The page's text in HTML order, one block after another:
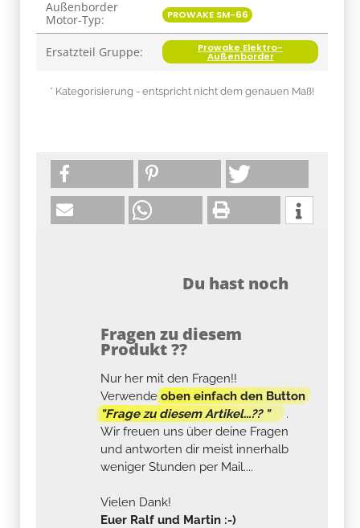
Produkteigenschaft
Wert
Außenborder
Motor-Typ:
PROWAKE SM-66
Ersatzteil Gruppe: Prowake Elektro-
Außenborder
* Kategorisierung - entspricht nicht dem genauen Maß!
Du hast noch
Fragen zu diesem
Produkt ??
Nur her mit den Fragen!!
Verwendeoben einfach den Button
"Frage zu diesem Artikel...?? "
.
Wir freuen uns über deine Fragen
und antworten dir meist innerhalb
weniger Stunden per Mail....
Vielen Dank!
Euer Ralf und Martin :-)